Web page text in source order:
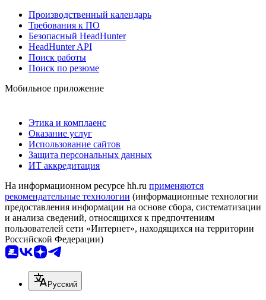
Производственный календарь
Требования к ПО
Безопасный HeadHunter
HeadHunter API
Поиск работы
Поиск по резюме
Мобильное приложение
Этика и комплаенс
Оказание услуг
Использование сайтов
Защита персональных данных
ИТ аккредитация
На информационном ресурсе hh.ru применяются
рекомендательные технологии (информационные технологии
предоставления информации на основе сбора, систематизации
и анализа сведений, относящихся к предпочтениям
пользователей сети «Интернет», находящихся на территории
Российской Федерации)
Русский